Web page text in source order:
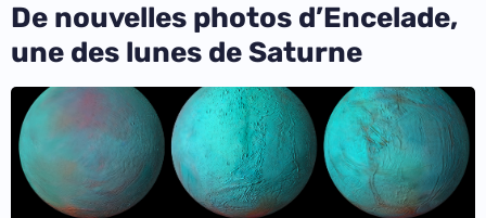
De nouvelles photos d’Encelade,
une des lunes de Saturne